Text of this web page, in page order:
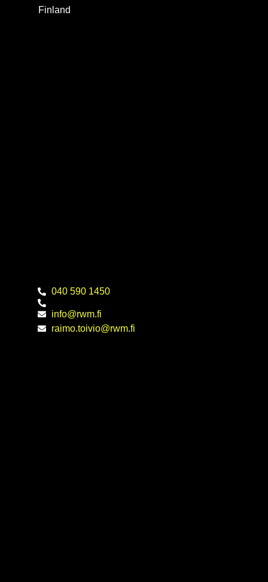
Finland
040 590 1450
info@rwm.fi
raimo.toivio@rwm.fi